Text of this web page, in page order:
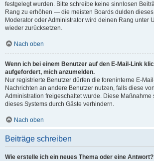
festgelegt wurden. Bitte schreibe keine sinnlosen
Rang zu erhöhen — die meisten Boards dulden
Moderator oder Administrator wird deinen Rang unter
wieder zurücksetzen.
Nach oben
Wenn ich bei einem Benutzer auf den E-Mail-Link
aufgefordert, mich anzumelden.
Nur registrierte Benutzer dürfen die foreninterne E-
Nachrichten an andere Benutzer nutzen, falls diese
Administration freigeschaltet wurde. Diese Maßnahme
dieses Systems durch Gäste verhindern.
Nach oben
Beiträge schreiben
Wie erstelle ich ein neues Thema oder eine Antwort?